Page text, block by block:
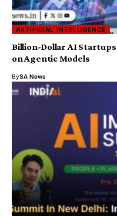
ARTIFICIAL INTELLIGENCE
Billion-Dollar AI
on Agentic Models
BySA News